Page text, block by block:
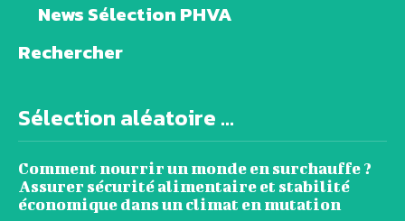
News Sélection PHVA
Rechercher
Sélection aléatoire ...
Comment nourrir un monde en surchauffe ?
Assurer sécurité alimentaire et stabilité
économique dans un climat en mutation